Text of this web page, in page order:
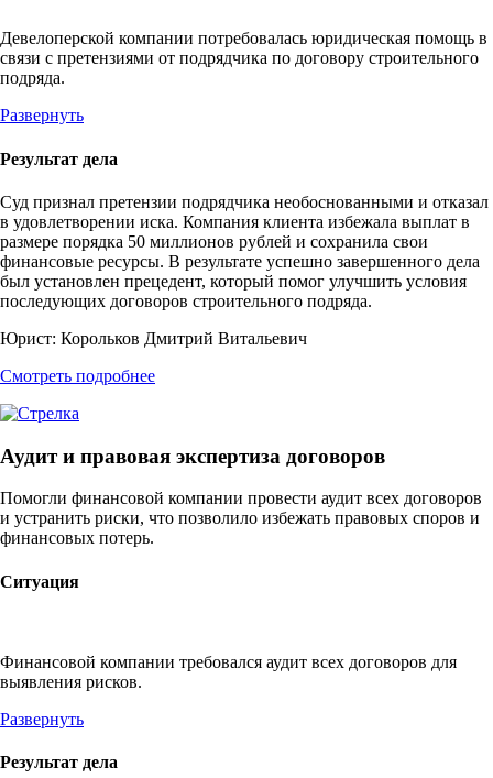
Девелоперской компании потребовалась юридическая помощь в
связи с претензиями от подрядчика по договору строительного
подряда.
Развернуть
Результат дела
Суд признал претензии подрядчика необоснованными и отказал
в удовлетворении иска. Компания клиента избежала выплат в
размере порядка 50 миллионов рублей и сохранила свои
финансовые ресурсы. В результате успешно завершенного дела
был установлен прецедент, который помог улучшить условия
последующих договоров строительного подряда.
Юрист: Корольков Дмитрий Витальевич
Смотреть подробнее
Аудит и правовая экспертиза договоров
Помогли финансовой компании провести аудит всех договоров
и устранить риски, что позволило избежать правовых споров и
финансовых потерь.
Ситуация
Финансовой компании требовался аудит всех договоров для
выявления рисков.
Развернуть
Результат дела